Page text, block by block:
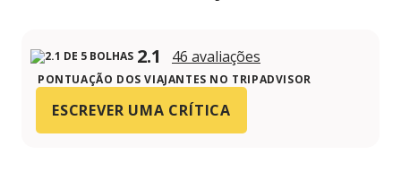
2.1 46 avaliações
PONTUAÇÃO DOS VIAJANTES NO TRIPADVISOR
ESCREVER UMA CRÍTICA